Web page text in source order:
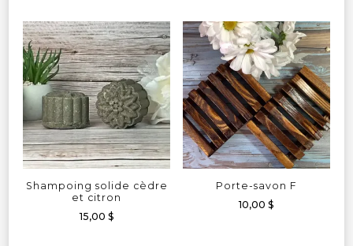
Shampoing solide cèdre
et citron
15,00 $
Porte-savon F
10,00 $